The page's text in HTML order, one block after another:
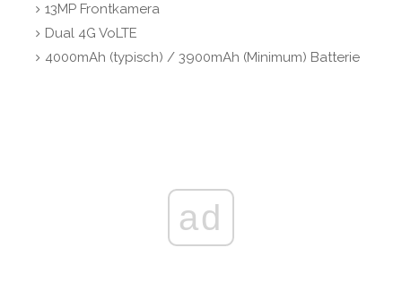
13MP Frontkamera
Dual 4G VoLTE
4000mAh (typisch) / 3900mAh (Minimum) Batterie
ad